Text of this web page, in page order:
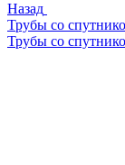
Назад
Трубы со
Трубы со